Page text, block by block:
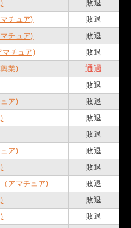
敗退
チュア)
敗退
チュア)
敗退
マチュア)
敗退
業) 通過
敗退
ア)
敗退
敗退
敗退
ア)
敗退
敗退
アマチュア)
敗退
敗退
敗退